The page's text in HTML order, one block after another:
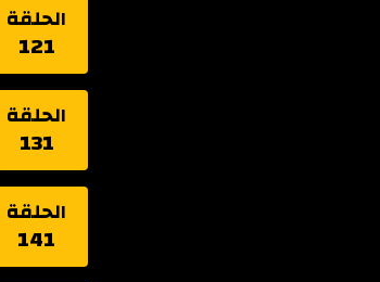
الحلقة
121
الحلقة
131
الحلقة
141